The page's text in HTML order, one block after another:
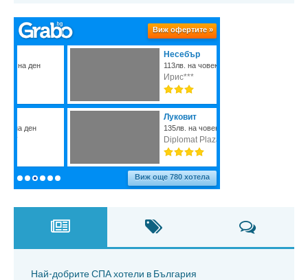
Най-добрите СПА хотели в България